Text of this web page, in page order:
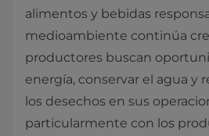
alimentos y bebidas
medioambiente continúa
productores buscan
energía, conservar el agua y
los desechos en sus
particularmente con los